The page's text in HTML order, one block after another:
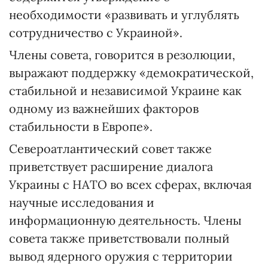
необходимости «развивать и углублять
сотрудничество с Украиной».
Члены совета, говорится в резолюции,
выражают поддержку «демократической,
стабильной и независимой Украине как
одному из важнейших факторов
стабильности в Европе».
Североатлантический совет также
приветствует расширение диалога
Украины с НАТО во всех сферах, включая
научные исследования и
информационную деятельность. Члены
совета также приветствовали полный
вывод ядерного оружия с территории